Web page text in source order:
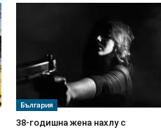
България
38-годишна жена нахлу с